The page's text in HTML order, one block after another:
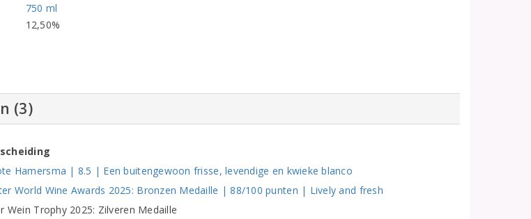
750 ml
12,50%
(3)
Hamersma | 8.5 | Een buitengewoon frisse, levendige en kwieke blanco
World Wine Awards 2025: Bronzen Medaille | 88/100 punten | Lively and fresh
Wein Trophy 2025: Zilveren Medaille